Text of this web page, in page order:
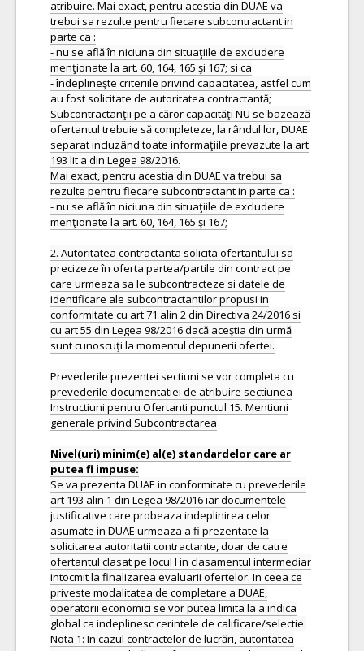
atribuire. Mai exact, pentru acestia din DUAE va
trebui sa rezulte pentru fiecare subcontractant in
parte ca :
- nu se află în niciuna din situaţiile de excludere
menţionate la art. 60, 164, 165 şi 167; si ca
- îndeplineşte criteriile privind capacitatea, astfel cum
au fost solicitate de autoritatea contractantă;
Subcontractanţii pe a căror capacităţi NU se bazează
ofertantul trebuie să completeze, la rândul lor, DUAE
separat incluzând toate informaţiile prevazute la art
193 lit a din Legea 98/2016.
Mai exact, pentru acestia din DUAE va trebui sa
rezulte pentru fiecare subcontractant in parte ca :
- nu se află în niciuna din situaţiile de excludere
menţionate la art. 60, 164, 165 şi 167;
2. Autoritatea contractanta solicita ofertantului sa
precizeze în oferta partea/partile din contract pe
care urmeaza sa le subcontracteze si datele de
identificare ale subcontractantilor propusi in
conformitate cu art 71 alin 2 din Directiva 24/2016 si
cu art 55 din Legea 98/2016 dacă aceştia din urmă
sunt cunoscuţi la momentul depunerii ofertei.
Prevederile prezentei sectiuni se vor completa cu
prevederile documentatiei de atribuire sectiunea
Instructiuni pentru Ofertanti punctul 15. Mentiuni
generale privind Subcontractarea
Nivel(uri) minim(e) al(e) standardelor care ar
Se va prezenta DUAE in conformitate cu prevederile
art 193 alin 1 din Legea 98/2016 iar documentele
justificative care probeaza indeplinirea celor
asumate in DUAE urmeaza a fi prezentate la
solicitarea autoritatii contractante, doar de catre
ofertantul clasat pe locul I in clasamentul intermediar
intocmit la finalizarea evaluarii ofertelor. In ceea ce
priveste modalitatea de completare a DUAE,
operatorii economici se vor putea limita la a indica
global ca indeplinesc cerintele de calificare/selectie.
Nota 1: In cazul contractelor de lucrări, autoritatea